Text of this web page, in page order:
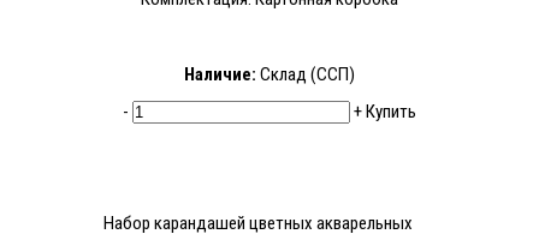
Наличие: Склад (ССП)
-
+Купить
Набор карандашей цветных акварельных